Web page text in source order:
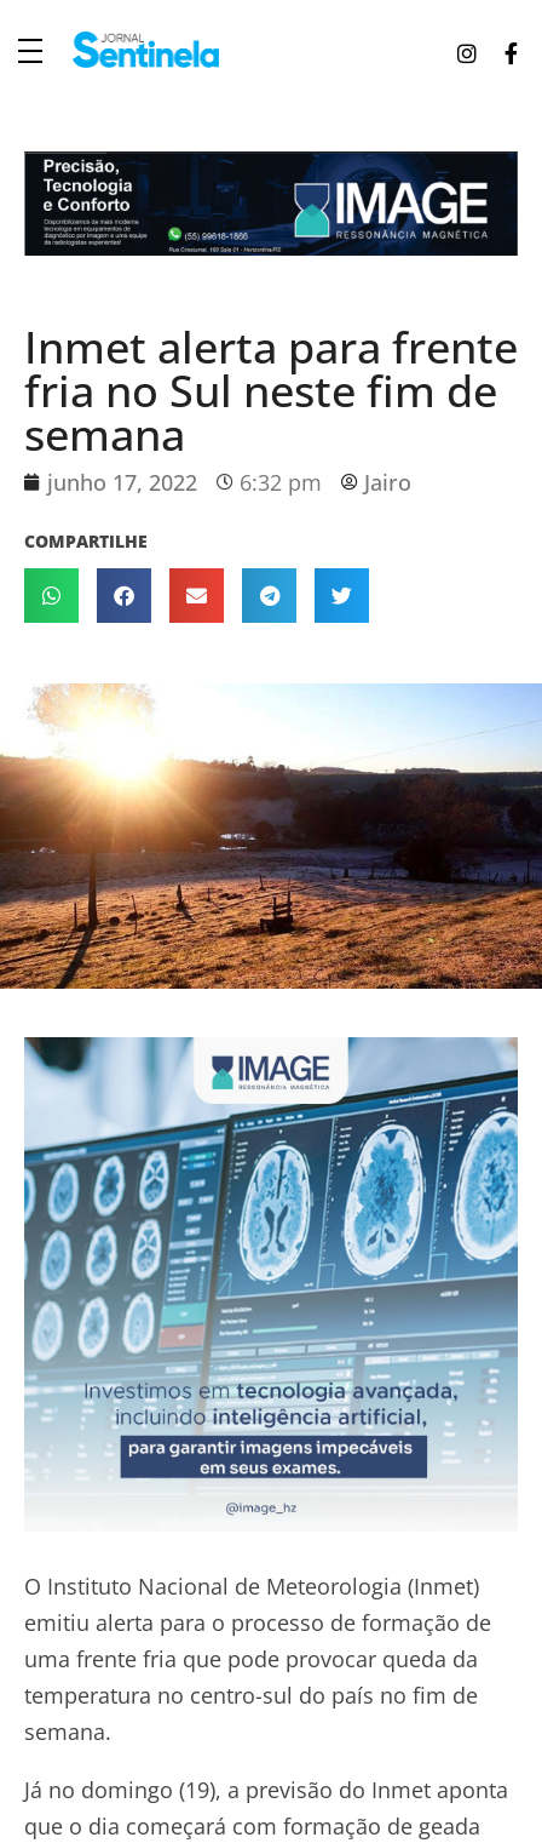
Inmet alerta para frente
fria no Sul neste fim de
semana
junho 17, 2022 6:32 pm Jairo
COMPARTILHE
O Instituto Nacional de Meteorologia (Inmet)
emitiu alerta para o processo de formação de
uma frente fria que pode provocar queda da
temperatura no centro-sul do país no fim de
semana.
Já no domingo (19), a previsão do Inmet aponta
que o dia começará com formação de geada